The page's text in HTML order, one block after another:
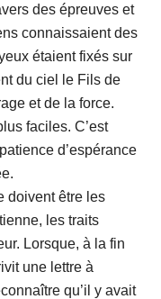
des épreuves et
connaissaient des
étaient fixés sur
du ciel le Fils de
et de la force.
faciles. C’est
d’espérance
être les
les traits
Lorsque, à la fin
une lettre à
qu’il y avait